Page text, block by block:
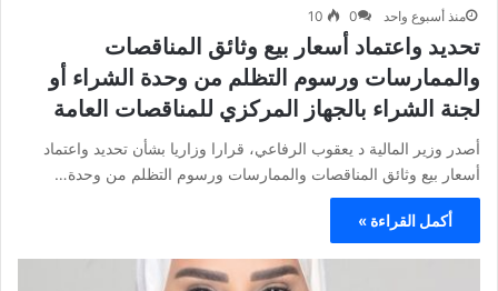
منذ أسبوع واحد 0
10
تحديد واعتماد أسعار بيع وثائق المناقصات
والممارسات ورسوم التظلم من وحدة الشراء أو
لجنة الشراء بالجهاز المركزي للمناقصات العامة
أصدر وزير المالية د يعقوب الرفاعي، قرارا وزاريا بشأن تحديد واعتماد
أسعار بيع وثائق المناقصات والممارسات ورسوم التظلم من وحدة…
أكمل القراءة »